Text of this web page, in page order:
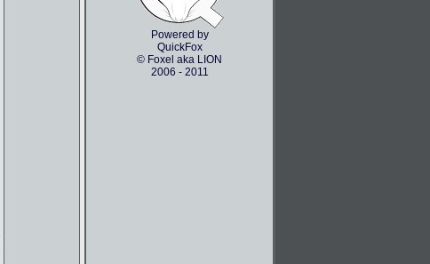
Powered by
QuickFox
© Foxel aka LION
2006 - 2011